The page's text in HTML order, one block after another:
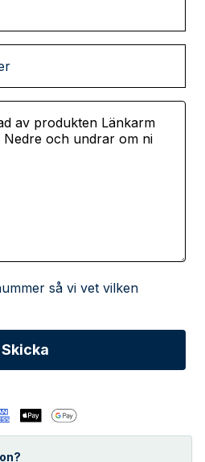
så vi vet vilken